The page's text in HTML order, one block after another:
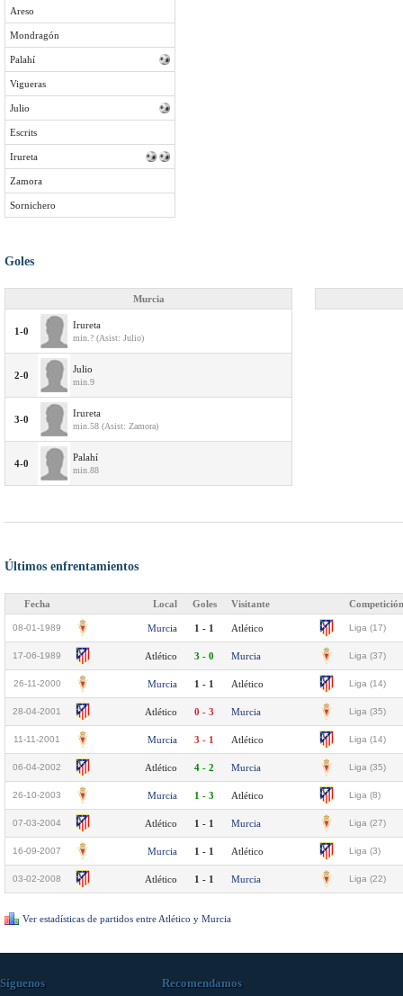
Areso
Mondragón
Palahí
Vigueras
Julio
Escrits
Irureta
Zamora
Sornichero
Goles
Murcia
1-0
Irureta
min.? (Asist: Julio)
2-0
Julio
min.9
3-0
Irureta
min.58 (Asist: Zamora)
4-0
Palahí
min.88
Últimos enfrentamientos
Fecha Local Goles Visitante Competición
08-01-1989 Murcia 1 - 1 Atlético Liga (17)
17-06-1989 Atlético 3 - 0 Murcia Liga (37)
26-11-2000 Murcia 1 - 1 Atlético Liga (14)
28-04-2001 Atlético 0 - 3 Murcia Liga (35)
11-11-2001 Murcia 3 - 1 Atlético Liga (14)
06-04-2002 Atlético 4 - 2 Murcia Liga (35)
26-10-2003 Murcia 1 - 3 Atlético Liga (8)
07-03-2004 Atlético 1 - 1 Murcia Liga (27)
16-09-2007 Murcia 1 - 1 Atlético Liga (3)
03-02-2008 Atlético 1 - 1 Murcia Liga (22)
Ver estadísticas de partidos entre Atlético y Murcia
Síguenos Recomendamos